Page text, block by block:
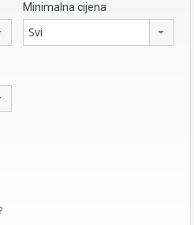
Minimalna cijena
Svi